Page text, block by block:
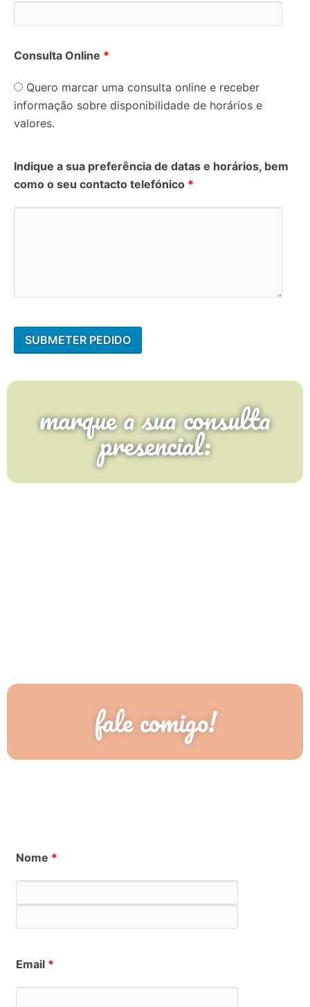
Consulta Online *
Quero marcar uma consulta online e receber
informação sobre disponibilidade de horários e
valores.
Indique a sua preferência de datas e horários, bem
como o seu contacto telefónico *
marque a sua consulta
presencial:
fale comigo!
Nome *
Email *